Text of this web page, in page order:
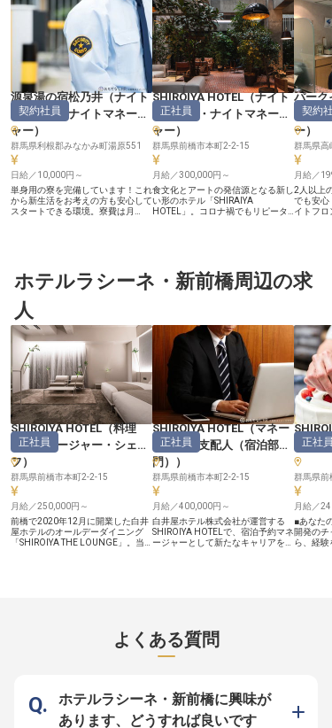
源泉湯の宿松乃井（ナイト
フロント・ナイトマネージ
ャー）
契約社員
群馬県利根郡みなかみ町湯原551
日給／10,000円～
単身用の寮を完備しています！これ
から新生活をお考えの方も安心して
スタートできる環境。寮費は月
の宿松乃井が佇むのは谷川岳を望む
自然豊かな場所。4つの源泉かけ流
に囲まれた場所で働きたい方歓迎で
す。※この求人は2023年8月18日時
点の情報です
SHIROIYA HOTEL（ナイト
フロント・ナイトマネージ
ャー）
正社員
群馬県前橋市本町2-2-15
月給／300,000円～
食文化とアートの発信源となる新し
い形のホテル「SHIRAIYA
HOTEL」。コロナ禍でもリピータ
経験を活かし、夜のホテルを支えて
いただけませんか？人が喜ぶことを
前橋で300年以上続いた「白井屋旅
館」が、2020年、アートホテル
「SHIROIYA HOTEL」としてリニュ
ーアルオープン。旧白井屋をリノベ
ーションしたヘリテージタワーと、
旧河川の土手をイメージした新設の
グリーンタワー、その両方にそれぞ
れ異なった作家のアート作品を楽し
める客室を備えています。アート・
食文化・歴史、人間の想像力と出会
う旅先として、ここでしか味わえな
い特別な時間をご提供しています。
パーク
ロン
ー）
契約社
群馬県高
月給／
2人以上
でも安心
イトフロ
種出身者
したい方
について
ほどに位
ークイン
央銀座」
良いこと
のお客様
ご利用
末にはレ
ゼーショ
ニューア
績があり
15年。
整えてい
ホテルラシーネ・新前橋周辺の求
人
SHIROIYA HOTEL（料理
長・マネージャー・シェ
フ ）
正社員
群馬県前橋市本町2-2-15
月給／250,000円～
前橋で2020年12月に開業した白井
屋ホテルのオールデーダイニング
「SHIROIYA THE LOUNGE」。当
提供していきます。6時～23時の間
で3交代の勤務体制です。※2023年
SHIROIYA HOTEL（マネー
ジャー・支配人（宿泊部
門）
）
正社員
群馬県前橋市本町2-2-15
月給／400,000円～
白井屋ホテル株式会社が運営する
SHIROIYA HOTELで、宿泊予約マネ
ージャーとして新たなキャリアを築
しましょう。※2025年04月17日時
点の情報です
シエ）
正社員
群馬県前
月給／
■あなた
開発の
ら、経験
を、ぜひ
よくある質問
ホテルラシーネ・新前橋に興味が
あります、どうすれば良いです